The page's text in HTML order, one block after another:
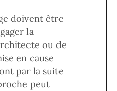
doivent être
la
ou de
en cause
par la suite
peut